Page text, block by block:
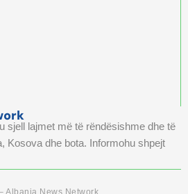
sjell lajmet më të rëndësishme dhe të
Kosova dhe bota. Informohu shpejt